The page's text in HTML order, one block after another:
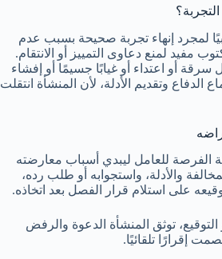
لمجرد إنهاء تجربة صحيحة بسبب عدم
مفيد لمنع دعاوى التمييز أو الانتقام.
سرقة أو اعتداء أو غيابًا جسيمًا أو إفشاء
الدفاع وتقديم الأدلة، لأن المنشأة انتقلت
إتاحة الفرصة للعامل ليبدي أسباب معارضته
والأدلة، واستجوابه أو طلب رده،
على استلام قرار الفصل بعد اتخاذه.
توثق المنشأة الدعوة والرفض
إقرارًا تلقائيًا.